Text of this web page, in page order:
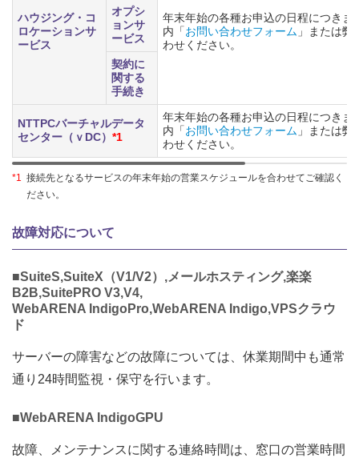
ハウジング・コ
ロケーションサ
ービス
年末年始の各種お申込の日程につきま
内「お問い合わせフォーム 」または
わせください。
オプシ
ョンサ
ービス
契約に
関する
手続き
NTTPCバーチャルデータ
センター（ｖDC） *1
年末年始の各種お申込の日程につきま
内「お問い合わせフォーム 」または
わせください。
*1 接続先となるサービスの年末年始の営業スケジュールを合わせてご確認く
ださい。
故障対応について
■SuiteS,SuiteX（V1/V2）,メールホスティング,楽楽
B2B,SuitePRO V3,V4,
WebARENA IndigoPro,WebARENA Indigo,VPSクラウ
ド
サーバーの障害などの故障については、休業期間中も通常
通り24時間監視・保守を行います。
■WebARENA IndigoGPU
故障、メンテナンスに関する連絡時間は、窓口の営業時間